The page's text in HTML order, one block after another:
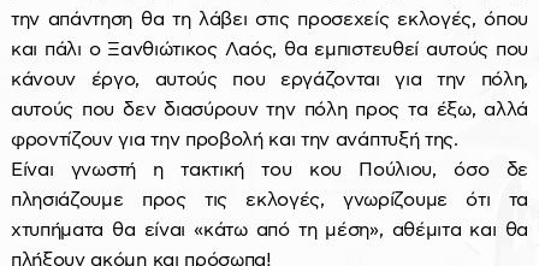
την απάντηση θα τη λάβει στις προσεχείς εκλογές, όπου
και πάλι ο Ξανθιώτικος Λαός, θα εμπιστευθεί αυτούς που
κάνουν έργο, αυτούς που εργάζονται για την πόλη,
αυτούς που δεν διασύρουν την πόλη προς τα έξω, αλλά
φροντίζουν για την προβολή και την ανάπτυξή της.
Είναι γνωστή η τακτική του κου Πούλιου, όσο δε
πλησιάζουμε προς τις εκλογές, γνωρίζουμε ότι τα
χτυπήματα θα είναι «κάτω από τη μέση», αθέμιτα και θα
πλήξουν ακόμη και πρόσωπα!